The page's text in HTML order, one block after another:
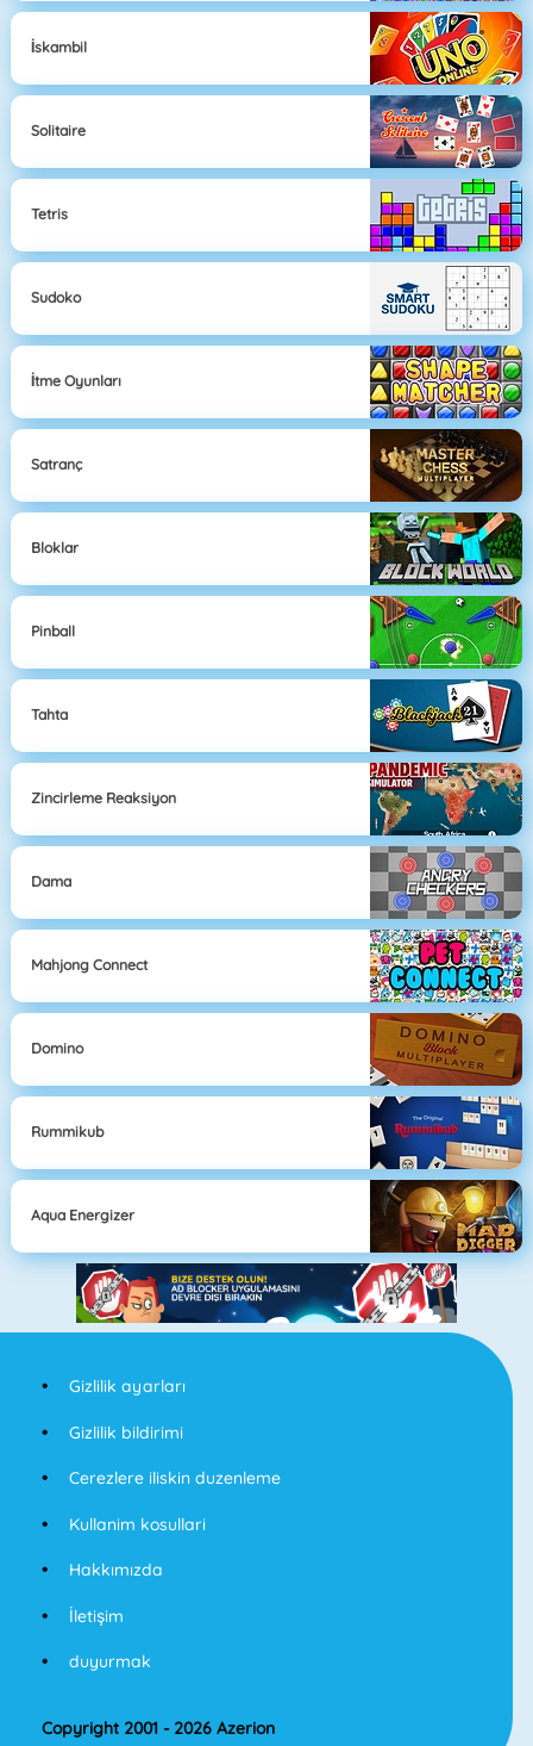
İskambil
Solitaire
Tetris
Sudoko
İtme Oyunları
Satranç
Bloklar
Pinball
Tahta
Zincirleme Reaksiyon
Dama
Mahjong Connect
Domino
Rummikub
Aqua Energizer
Gizlilik ayarları
Gizlilik bildirimi
Cerezlere iliskin duzenleme
Kullanim kosullari
Hakkımızda
İletişim
duyurmak
Copyright 2001 - 2026 Azerion